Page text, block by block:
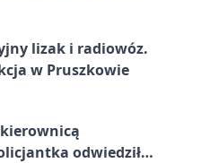
lizak i radiowóz.
w Pruszkowie
odwiedziła